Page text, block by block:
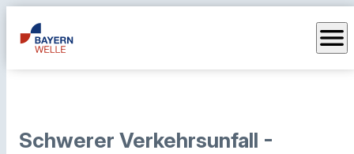
menu
Schwerer Verkehrsunfall -